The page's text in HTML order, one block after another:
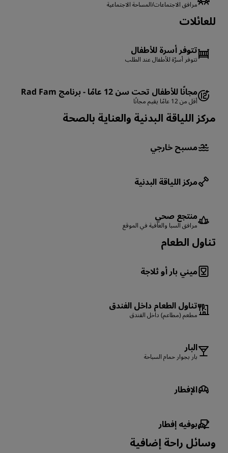
مرافق الاجتماعات/المساحة الاجتماعية
للعائلات
تتوفر أسرة للأطفال
تتوفر أسرّة للأطفال عند الطلب
مجانًا للأطفال تحت سن 12 عامًا - برنامج Rad Fam
أقل من 12 عامًا يقيم مجانًا
مركز اللياقة البدنية والعناية بالصحة
مسبح خارجي
مركز اللياقة البدنية
منتجع صحي
مرافق السبا والعافية في الموقع
تناول الطعام
ميني بار أو ثلاجة
تناول الطعام داخل الفندق
مطعم (مطاعم) داخل الفندق
البار
بار بجوار حمام السباحة
الإفطار
بوفيه إفطار
وسائل راحة إضافية